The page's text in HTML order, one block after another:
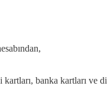
banka kartları ve